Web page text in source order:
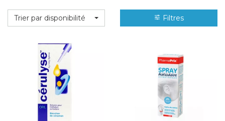
Trier par disponibilité Filtres